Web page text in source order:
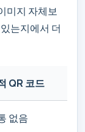
미지 자체보
는지에서 더
QR 코드
없음